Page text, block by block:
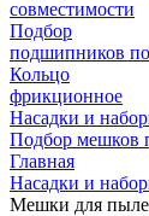
совместимости
Подбор
подшипников по
Кольцо
фрикционное
Насадки и
Подбор мешков
Главная
Насадки и
Мешки для